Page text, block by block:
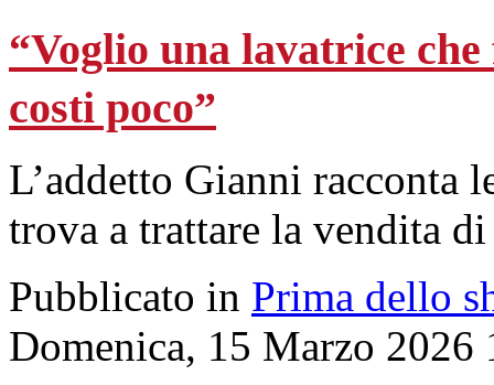
“Voglio una lavatrice
costi poco”
L’addetto Gianni racconta
trova a trattare la vendita
Pubblicato in Prima dello
Domenica, 15 Marzo 2026